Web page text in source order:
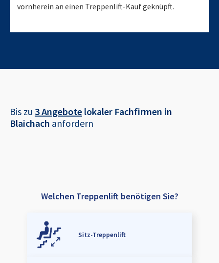
vornherein an einen Treppenlift-Kauf geknüpft.
Bis zu 3 Angebote lokaler Fachfirmen in
Blaichach anfordern
Welchen Treppenlift benötigen Sie?
Sitz-Treppenlift